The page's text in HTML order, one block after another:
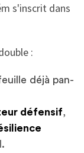
s'inscrit dans
:
déjà pan-
défensif